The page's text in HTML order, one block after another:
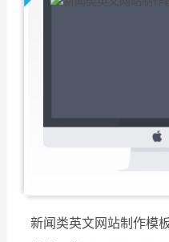
新闻类英文网站制作模